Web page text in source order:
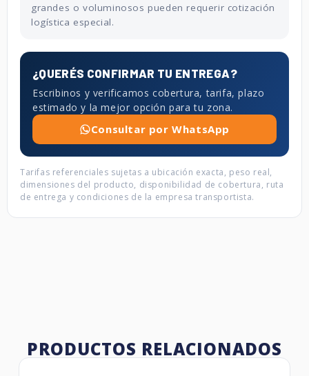
grandes o voluminosos pueden requerir cotización
logística especial.
¿QUERÉS CONFIRMAR TU ENTREGA?
Escribinos y verificamos cobertura, tarifa, plazo
estimado y la mejor opción para tu zona.
Consultar por WhatsApp
Tarifas referenciales sujetas a ubicación exacta, peso real,
dimensiones del producto, disponibilidad de cobertura, ruta
de entrega y condiciones de la empresa transportista.
PRODUCTOS RELACIONADOS